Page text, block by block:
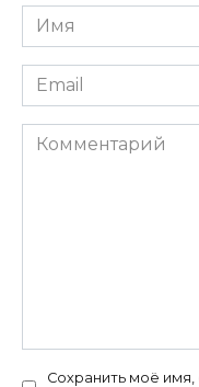
Имя
*
Email
*
Комментарий
Сохранить моё имя,